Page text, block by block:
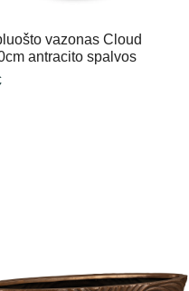
vazonas Cloud
antracito spalvos